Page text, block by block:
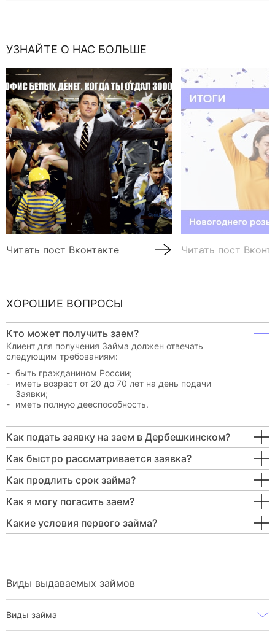
УЗНАЙТЕ О НАС БОЛЬШЕ
Читать пост Вконтакте Читать пост
ХОРОШИЕ ВОПРОСЫ
Кто может получить заем?
Клиент для получения Займа должен отвечать
следующим требованиям:
быть гражданином России;
иметь возраст от 20 до 70 лет на день подачи
Заявки;
иметь полную дееспособность.
Как подать заявку на заем в Дербешкинском?
Как быстро рассматривается заявка?
Как продлить срок займа?
Как я могу погасить заем?
Какие условия первого займа?
Виды выдаваемых займов
Виды займа